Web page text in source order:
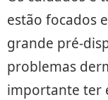
estão focados
grande pré-
problemas
importante ter